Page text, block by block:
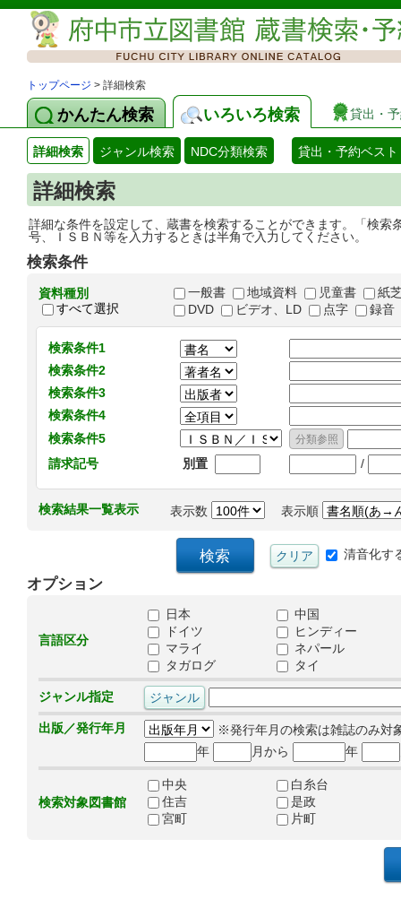
トップページ > 詳細検索
かんたん検索 いろいろ検索 貸出・
詳細検索 ジャンル検索 NDC分類検索 貸出・予約ベスト
詳細検索
詳細な条件を設定して、蔵書を検索することができます。「検
号、ＩＳＢＮ等を入力するときは半角で入力してください。
検索条件
資料種別
すべて選択
一般書 地域資料 児童書
紙
DVD
ビデオ、LD 点字 録音
検索条件1
検索条件2
検索条件3
検索条件4
検索条件5
請求記号
別置 /
検索結果一覧表示 表示数 表示順
清音化す
オプション
言語区分
日本
中国
ドイツ
ヒンディー
マライ
ネパール
タガログ
タイ
ジャンル指定
出版／発行年月
※発行年月の検索は雑誌のみ対
年
月から 年
検索対象図書館
中央
白糸台
住吉
是政
宮町
片町